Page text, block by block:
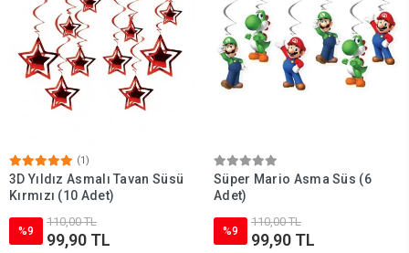
(1)
3D Yıldız Asmalı Tavan Süsü
Kırmızı (10 Adet)
%9
110,00 TL
99,90 TL
Süper Mario Asma Süs (6
Adet)
%9
110,00 TL
99,90 TL